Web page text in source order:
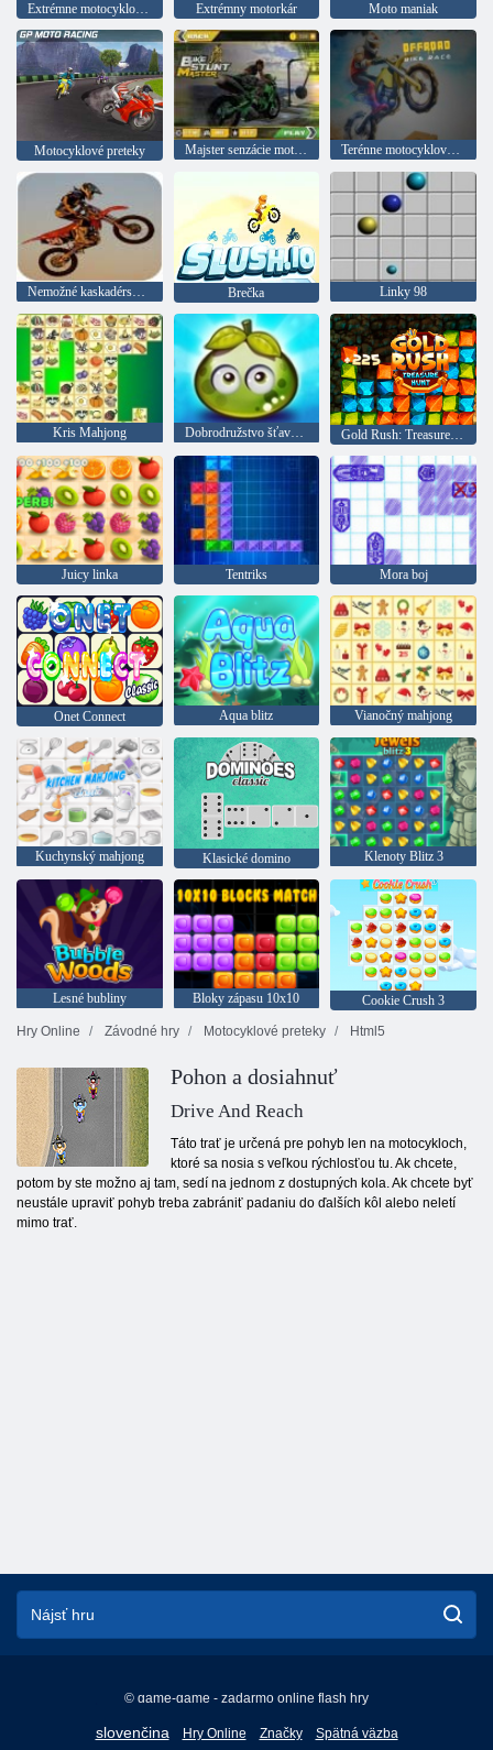
Extrémne motocyklové preteky Extrémny motorkár Moto maniak
Motocyklové preteky Majster senzácie motocyklov
Brečka Linky 98
Kris Mahjong Dobrodružstvo šťavnatých bobúľ
Juicy linka Tentriks Mora boj
Onet Connect Aqua blitz Vianočný mahjong
Kuchynský mahjong Klasické domino Klenoty Blitz 3
Lesné bubliny Bloky zápasu 10x10
Cookie Crush 3
Hry Online
Závodné hry Motocyklové preteky Html5
Pohon a dosiahnuť
Drive And Reach
Táto trať je určená pre pohyb len na motocykloch,
ktoré sa nosia s veľkou rýchlosťou tu. Ak chcete,
potom by ste možno aj tam, sedí na jednom z dostupných kola. Ak chcete byť
neustále upraviť pohyb treba zabrániť padaniu do ďalších kôl alebo neletí
mimo trať.
© game-game - zadarmo online flash hry
slovenčina
English
Hry Online Značky Spätná väzba